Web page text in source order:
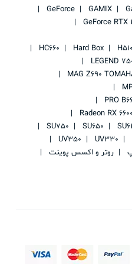
GAMIX
GeForce
GeForce RTX
Hard Box
HC660
LEGEND
MAG Z690
PRO
Radeon RX
SU650
SU750
UV330
UV350
روتر و اکسس پوینت